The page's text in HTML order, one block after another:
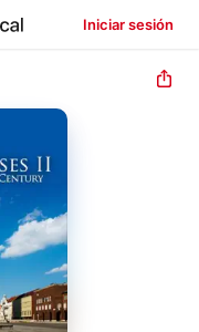
Iniciar sesión